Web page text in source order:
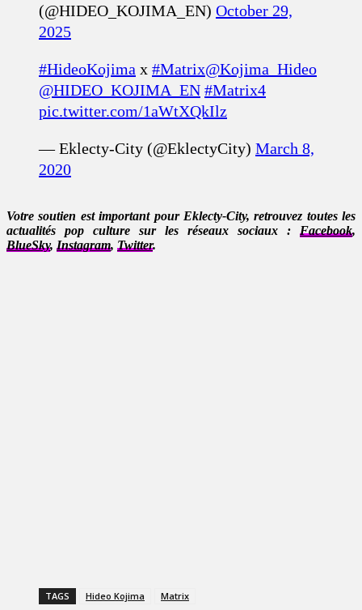
(@HIDEO_KOJIMA_EN) October 29,
2025
#HideoKojima x #Matrix@Kojima_Hideo
@HIDEO_KOJIMA_EN #Matrix4
pic.twitter.com/1aWtXQkIlz
— Eklecty-City (@EklectyCity) March 8,
2020
Votre soutien est important pour Eklecty-City, retrouvez toutes les
actualités pop culture sur les réseaux sociaux : Facebook,
BlueSky, Instagram, Twitter.
TAGS Hideo Kojima Matrix